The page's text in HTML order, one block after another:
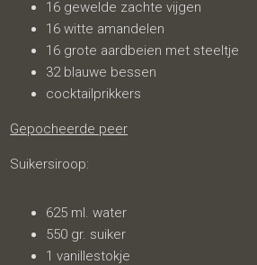
16 gewelde zachte vijgen
16 witte amandelen
16 grote aardbeien met steeltje
32 blauwe bessen
cocktailprikkers
Gepocheerde peer
Suikersiroop:
625 ml. water
550 gr. suiker
1 vanillestokje